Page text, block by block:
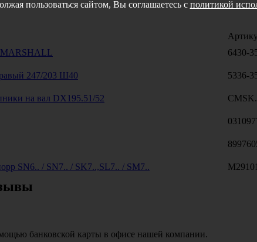
MARSHALL 6430-
247/203 Ш40 5336-
на вал DX195.51/52
SN6.. / SN7.. / SK7..,SL7.. / SM7..
банковской карты в офисе нашей компании.
пользоваться сайтом, Вы соглашаетесь с политикой